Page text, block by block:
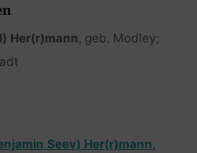
Her(r)mann, geb. Modley;
Seev) Her(r)mann,